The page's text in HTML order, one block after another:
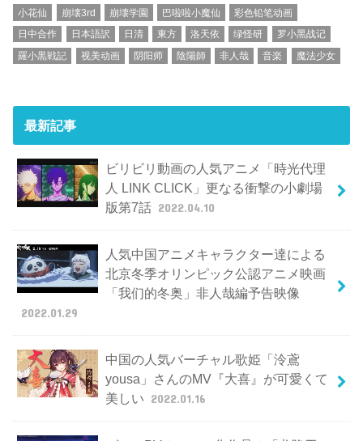
小花仙
崩壊3rd 崩壊学園 巴啦啦小魔仙
彩色铅笔动画
日中合作
日本語訳 日清 東方 洛天依 绿怪研
罗小黑战记
羅小黒戦記
视美动画 阴阳师 陰陽師 非人哉 音楽 魔法少女
最新記事
ビリビリ動画の人気アニメ「時光代理
人 LINK CLICK」更なる衝撃の小劇場
版第7話 2022.04.10
人気中国アニメキャラクター達による
北京冬季オリンピック公認アニメ映画
「我们的冬奥」非人哉編予告映像
2022.01.29
中国の人気バーチャル歌姫「泠鳶
yousa」さんのMV『大喜』が可愛くて
美しい 2022.01.16